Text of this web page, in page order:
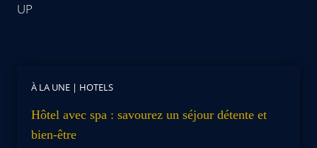
UP
À LA UNE | HOTELS
Hôtel avec spa : savourez un séjour détente et
bien-être